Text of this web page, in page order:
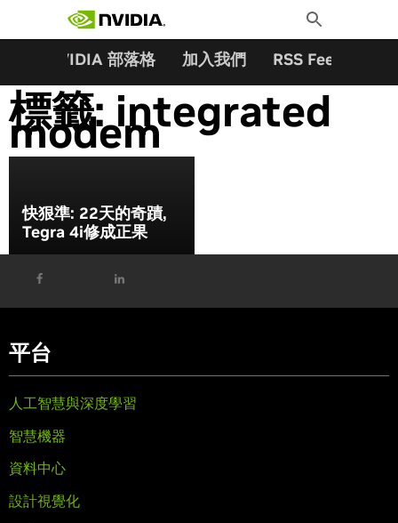
Toggle
Search
NVIDIA 部落格 加入我們 RSS Feeds
標籤:integrated
modem
快狠準: 22天的奇蹟,
Tegra 4i修成正果
平台
人工智慧與深度學習
智慧機器
資料中心
設計視覺化